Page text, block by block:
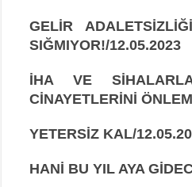
GELİR
SIĞMIYOR!/12.05.2023
İHA VE
CİNAYETLERİNİ
YETERSİZ KAL/
HANİ BU YIL AYA